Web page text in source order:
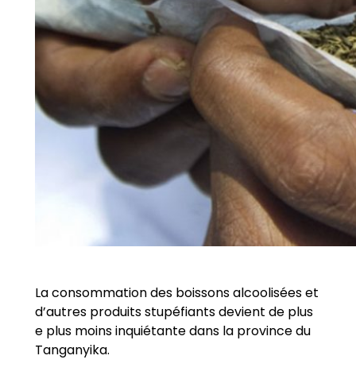
La consommation des boissons alcoolisées et
d’autres produits stupéfiants devient de plus
e plus moins inquiétante dans la province du
Tanganyika.